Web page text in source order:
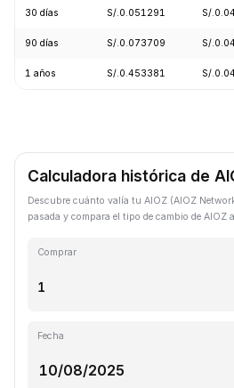
30 días S/.0.051291 S/
90 días S/.0.073709 S/
1 años S/.0.453381 S/
Calculadora histórica de
Descubre cuánto valía tu AIOZ (AIOZ
pasada y compara el tipo de cambio de AIOZ
Comprar
Fecha